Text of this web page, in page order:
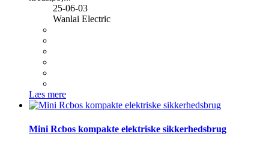
25-06-03
Wanlai Electric
Læs mere
Mini Rcbos kompakte elektriske sikkerhedsbrug